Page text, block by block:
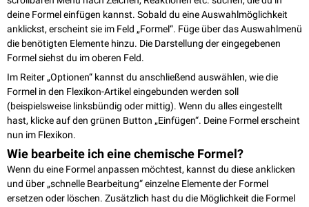
deine Formel einfügen kannst. Sobald du eine Auswahlmöglichkeit
anklickst, erscheint sie im Feld „Formel“. Füge über das Auswahlmenü
die benötigten Elemente hinzu. Die Darstellung der eingegebenen
Formel siehst du im oberen Feld.
Im Reiter „Optionen“ kannst du anschließend auswählen, wie die
Formel in den Flexikon-Artikel eingebunden werden soll
(beispielsweise linksbündig oder mittig). Wenn du alles eingestellt
hast, klicke auf den grünen Button „Einfügen“. Deine Formel erscheint
nun im Flexikon.
Wie bearbeite ich eine chemische Formel?
Wenn du eine Formel anpassen möchtest, kannst du diese anklicken
und über „schnelle Bearbeitung“ einzelne Elemente der Formel
ersetzen oder löschen. Zusätzlich hast du die Möglichkeit die Formel